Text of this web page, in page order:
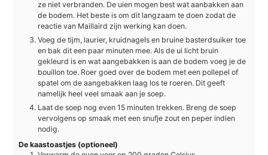
ze niet verbranden. De uien mogen best wat aanbakken aan
de bodem. Het beste is om dit langzaam te doen zodat de
reactie van Maillaird zijn werking kan doen.
Voeg de tijm, laurier, kruidnagels en bruine basterdsuiker toe
en bak dit een paar minuten mee. Als de ui licht bruin
gekleurd is en wat aangebakken is aan de bodem voeg je de
bouillon toe. Roer goed over de bodem met een pollepel of
spatel om de aangebakken laag los te roeren. Dit geeft
namelijk heel veel smaak aan je soep.
Laat de soep nog even 15 minuten trekken. Breng de soep
vervolgens op smaak met een snufje zout en peper indien
nodig.
De kaastoastjes (optioneel)